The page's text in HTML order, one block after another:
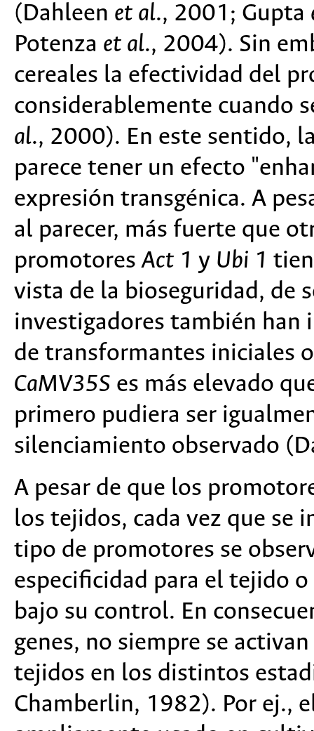
(Dahleen et al., 2001; Gupta
Potenza et al., 2004). Sin
cereales la efectividad del
considerablemente cuando
al., 2000). En este sentido,
parece tener un efecto
expresión transgénica. A
al parecer, más fuerte que
promotoresAct 1 y Ubi 1
vista de la bioseguridad, de
investigadores también han
de transformantes iniciales
CaMV35S es más elevado
primero pudiera ser
silenciamiento observado
A pesar de que los
los tejidos, cada vez que se
tipo de promotores se
especificidad para el tejido
bajo su control. En
genes, no siempre se
tejidos en los distintos
Chamberlin, 1982). Por ej.,